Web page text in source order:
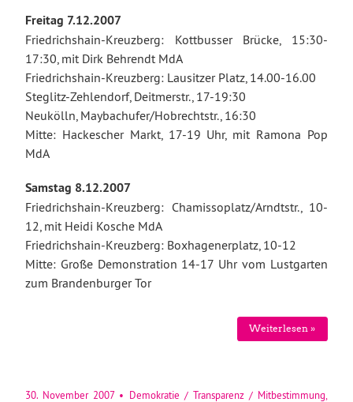
Freitag 7.12.2007
Friedrichshain-Kreuzberg: Kottbusser Brücke, 15:30-
17:30, mit Dirk Behrendt MdA
Friedrichshain-Kreuzberg: Lausitzer Platz, 14.00-16.00
Steglitz-Zehlendorf, Deitmerstr., 17-19:30
Neukölln, Maybachufer/Hobrechtstr., 16:30
Mitte: Hackescher Markt, 17-19 Uhr, mit Ramona Pop
MdA
Samstag 8.12.2007
Friedrichshain-Kreuzberg: Chamissoplatz/Arndtstr., 10-
12, mit Heidi Kosche MdA
Friedrichshain-Kreuzberg: Boxhagenerplatz, 10-12
Mitte: Große Demonstration 14-17 Uhr vom Lustgarten
zum Brandenburger Tor
Weiterlesen »
30. November 2007• Demokratie / Transparenz / Mitbestimmung